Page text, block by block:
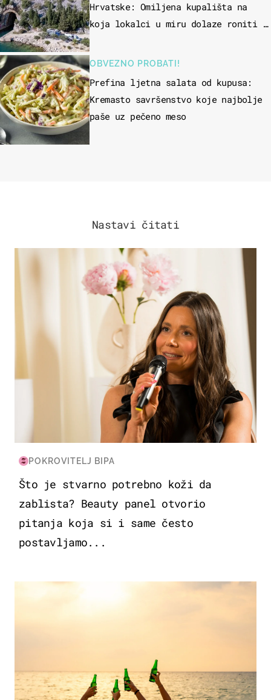
Hrvatske: Omiljena kupališta na
koja lokalci u miru dolaze roniti i
OBVEZNO PROBATI!
Prefina ljetna salata od kupusa:
Kremasto savršenstvo koje najbolje
paše uz pečeno meso
Nastavi čitati
MODA & LJEPOTA
POKROVITELJ BIPA
Što je stvarno potrebno koži da
zablista? Beauty panel otvorio
pitanja koja si i same često
postavljamo...